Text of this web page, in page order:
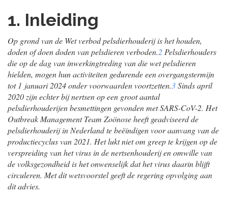
1. Inleiding
Op grond van de Wet verbod pelsdierhouderij is het houden,
doden of doen doden van pelsdieren verboden.2 Pelsdierhouders
die op de dag van inwerkingtreding van die wet pelsdieren
hielden, mogen hun activiteiten gedurende een overgangstermijn
tot 1 januari 2024 onder voorwaarden voortzetten.3Sinds april
2020 zijn echter bij nertsen op een groot aantal
pelsdierhouderijen besmettingen gevonden met SARS-CoV-2. Het
Outbreak Management Team Zoönose heeft geadviseerd de
pelsdierhouderij in Nederland te beëindigen voor aanvang van de
productiecyclus van 2021. Het lukt niet om greep te krijgen op de
verspreiding van het virus in de nertsenhouderij en omwille van
de volksgezondheid is het onwenselijk dat het virus daarin blijft
circuleren. Met dit wetsvoorstel geeft de regering opvolging aan
dit advies.